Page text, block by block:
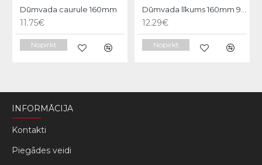
Dūmvada caurule 160mm
11.75€
Nopirkt
Dūmvada līkums 160mm 90°
12.29€
Nopirkt
INFORMĀCIJA
Kontakti
Piegādes veidi